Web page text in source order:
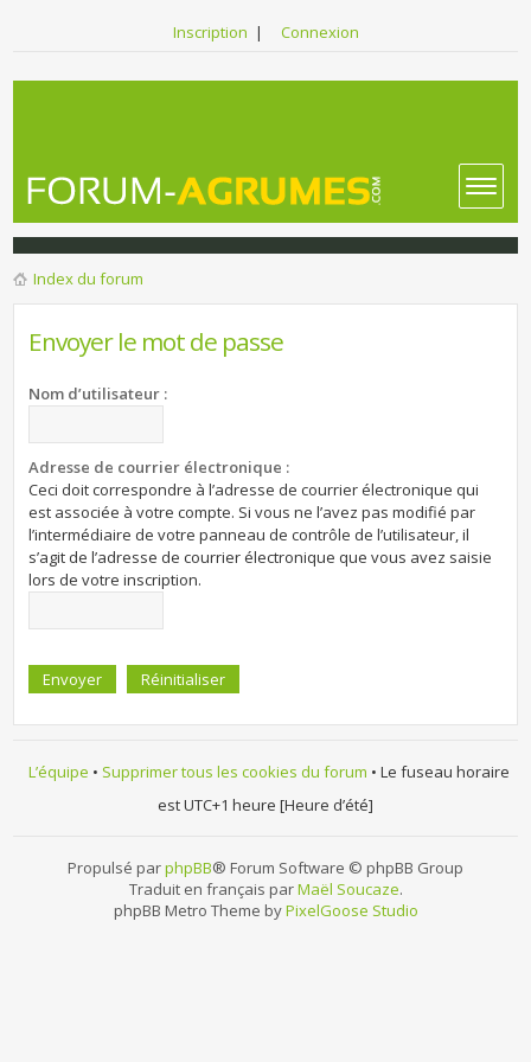
Inscription | Connexion
Index du forum
Envoyer le mot de passe
Nom d’utilisateur :
Adresse de courrier électronique :
Ceci doit correspondre à l’adresse de courrier électronique qui
est associée à votre compte. Si vous ne l’avez pas modifié par
l’intermédiaire de votre panneau de contrôle de l’utilisateur, il
s’agit de l’adresse de courrier électronique que vous avez saisie
lors de votre inscription.
L’équipe • Supprimer tous les cookies du forum • Le fuseau horaire
est UTC+1 heure [Heure d’été]
Propulsé parphpBB® Forum Software © phpBB Group
Traduit en français parMaël Soucaze.
phpBB Metro Theme byPixelGoose Studio